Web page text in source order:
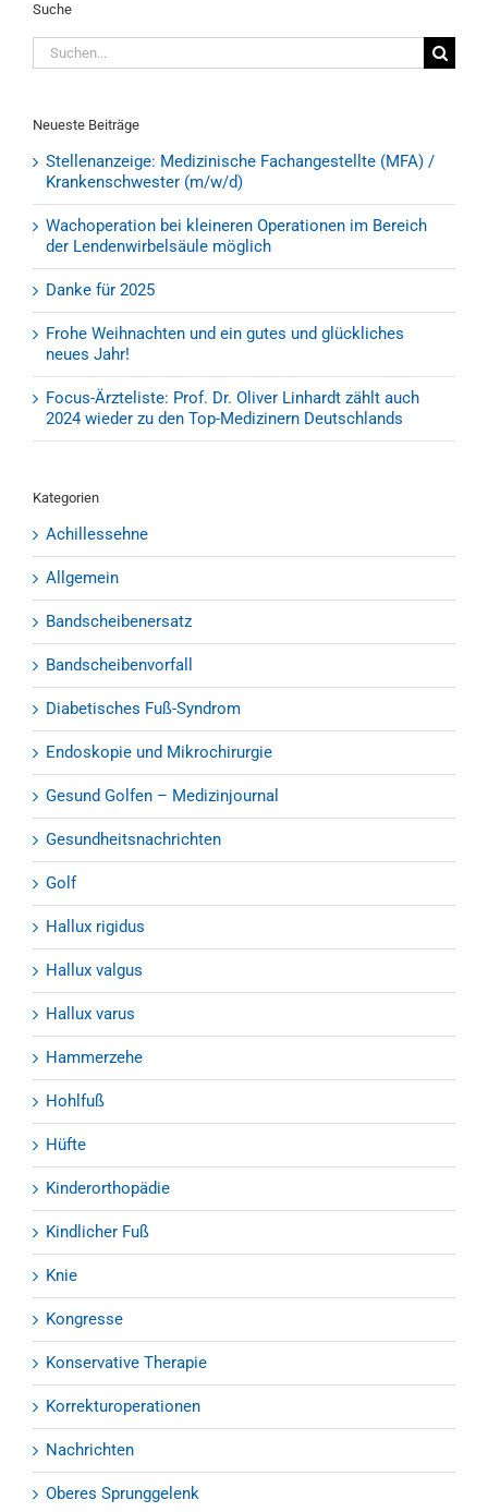
Suche
Suche
nach:
Neueste Beiträge
Stellenanzeige: Medizinische Fachangestellte (MFA) /
Krankenschwester (m/w/d)
Wachoperation bei kleineren Operationen im Bereich
der Lendenwirbelsäule möglich
Danke für 2025
Frohe Weihnachten und ein gutes und glückliches
neues Jahr!
Focus-Ärzteliste: Prof. Dr. Oliver Linhardt zählt auch
2024 wieder zu den Top-Medizinern Deutschlands
Kategorien
Achillessehne
Allgemein
Bandscheibenersatz
Bandscheibenvorfall
Diabetisches Fuß-Syndrom
Endoskopie und Mikrochirurgie
Gesund Golfen – Medizinjournal
Gesundheitsnachrichten
Golf
Hallux rigidus
Hallux valgus
Hallux varus
Hammerzehe
Hohlfuß
Hüfte
Kinderorthopädie
Kindlicher Fuß
Knie
Kongresse
Konservative Therapie
Korrekturoperationen
Nachrichten
Oberes Sprunggelenk